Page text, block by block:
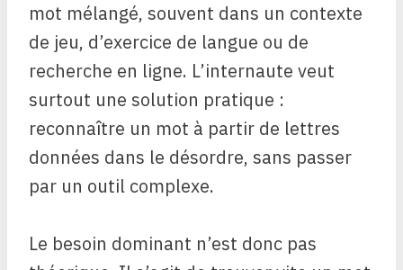
mot mélangé, souvent dans un contexte
de jeu, d’exercice de langue ou de
recherche en ligne. L’internaute veut
surtout une solution pratique :
reconnaître un mot à partir de lettres
données dans le désordre, sans passer
par un outil complexe.
Le besoin dominant n’est donc pas